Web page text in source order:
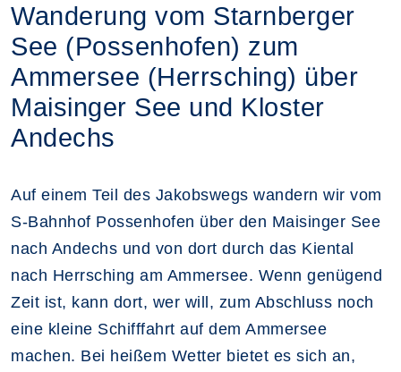
Wanderung vom Starnberger
See (Possenhofen) zum
Ammersee (Herrsching) über
Maisinger See und Kloster
Andechs
Auf einem Teil des Jakobswegs wandern wir vom
S-Bahnhof Possenhofen über den Maisinger See
nach Andechs und von dort durch das Kiental
nach Herrsching am Ammersee. Wenn genügend
Zeit ist, kann dort, wer will, zum Abschluss noch
eine kleine Schifffahrt auf dem Ammersee
machen. Bei heißem Wetter bietet es sich an,